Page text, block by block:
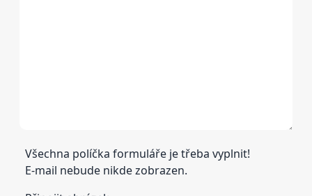
Všechna políčka formuláře je třeba vyplnit!
E-mail nebude nikde zobrazen.